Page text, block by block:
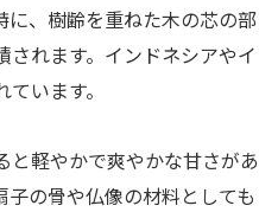
に、樹齢を重ねた木の芯の部
れます。インドネシアやイ
います。
と軽やかで爽やかな甘さがあ
子の骨や仏像の材料としても